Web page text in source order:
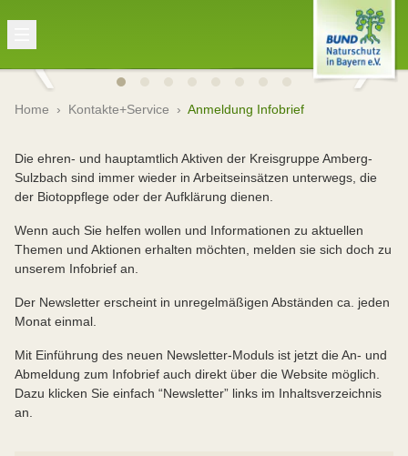
Home › Kontakte+Service › Anmeldung Infobrief
Die ehren- und hauptamtlich Aktiven der Kreisgruppe Amberg-
Sulzbach sind immer wieder in Arbeitseinsätzen unterwegs, die
der Biotoppflege oder der Aufklärung dienen.
Wenn auch Sie helfen wollen und Informationen zu aktuellen
Themen und Aktionen erhalten möchten, melden sie sich doch zu
unserem Infobrief an.
Der Newsletter erscheint in unregelmäßigen Abständen ca. jeden
Monat einmal.
Mit Einführung des neuen Newsletter-Moduls ist jetzt die An- und
Abmeldung zum Infobrief auch direkt über die Website möglich.
Dazu klicken Sie einfach “Newsletter” links im Inhaltsverzeichnis
an.